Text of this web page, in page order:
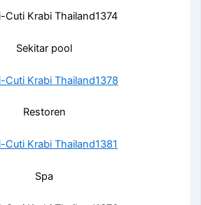
Sekitar pool
Restoren
Spa